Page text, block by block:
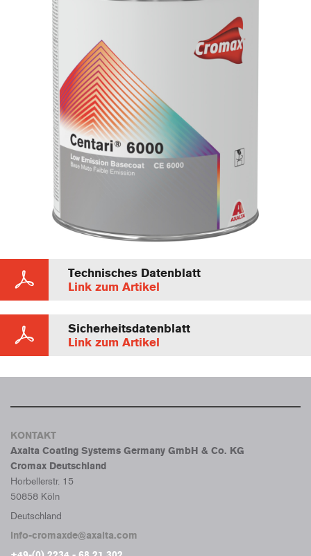
Technisches Datenblatt
Link zum Artikel
Sicherheitsdatenblatt
Link zum Artikel
KONTAKT
Axalta Coating Systems Germany GmbH & Co. KG
Cromax Deutschland
Horbellerstr. 15
50858 Köln
Deutschland
info-cromaxde@axalta.com